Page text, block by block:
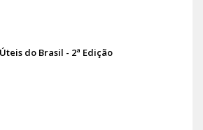
do Brasil - 2ª Edição